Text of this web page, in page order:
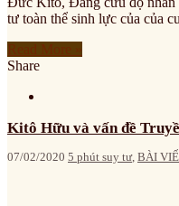
tư toàn thể sinh lực của của
Share
Kitô Hữu và vấn đề
07/02/2020 5 phút suy tư, BÀI